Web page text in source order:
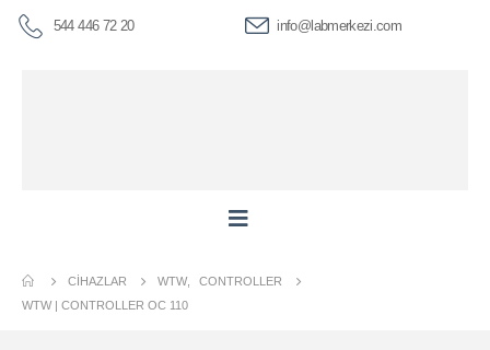
544 446 72 20 info@labmerkezi.com
CIHAZLAR WTW
CONTROLLER
WTW | CONTROLLER OC 110